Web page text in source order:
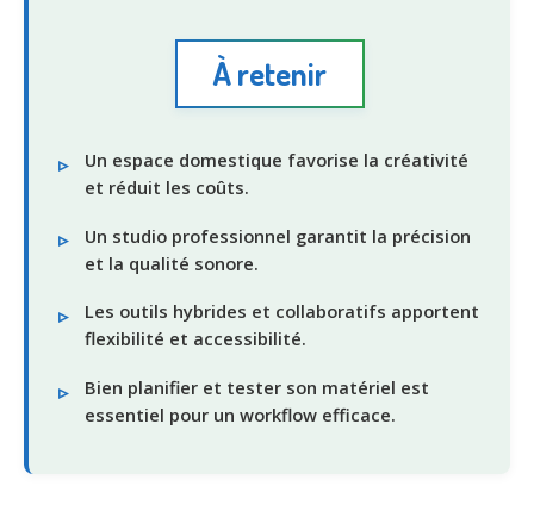
À retenir
Un espace domestique favorise la créativité
et réduit les coûts.
Un studio professionnel garantit la précision
et la qualité sonore.
Les outils hybrides et collaboratifs apportent
flexibilité et accessibilité.
Bien planifier et tester son matériel est
essentiel pour un workflow efficace.